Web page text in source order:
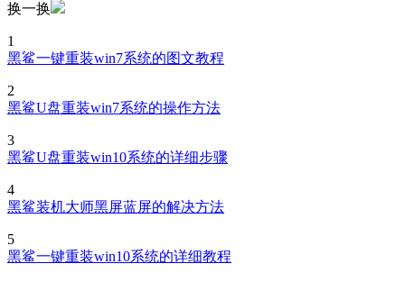
换一换
1
黑鲨一键重装win7系统的图文教程
2
黑鲨U盘重装win7系统的操作方法
3
黑鲨U盘重装win10系统的详细步骤
4
黑鲨装机大师黑屏蓝屏的解决方法
5
黑鲨一键重装win10系统的详细教程